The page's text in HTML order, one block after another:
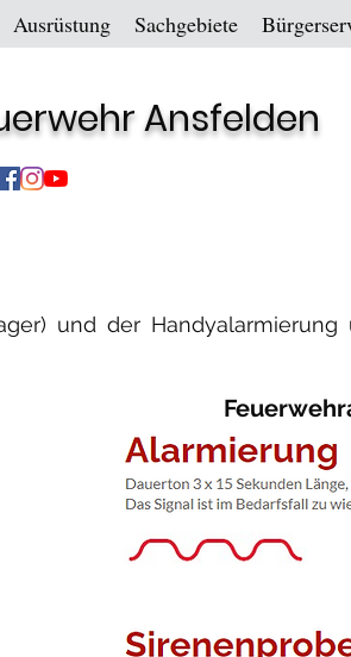
Ausrüstung Sachgebiete
Ansfelden
und der